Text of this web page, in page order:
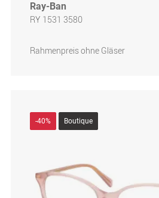
Ray-Ban
RY 1531 3580
Rahmenpreis ohne Gläser
-40% Boutique